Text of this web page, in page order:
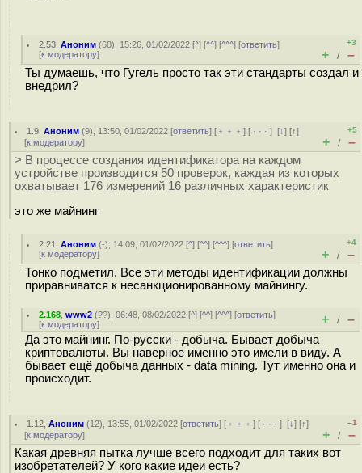
2.53 ,Аноним (68), 15:26, 01/02/2022 [^] [^^] [^^^] [ответить]
[к модератору]
+3
+ / –
Ты думаешь, что Гугель просто так эти стандарты создал и
внедрил?
1.9 ,Аноним (9), 13:50, 01/02/2022 [ответить] [ ﹢﹢﹢] [ · · ·][↓] [↑]
[к модератору]
+5
+ / –
> В процессе создания идентификатора на каждом
устройстве производится 50 проверок, каждая из которых
охватывает 176 измерений 16 различных характеристик
это же майнинг
2.21 ,Аноним (-), 14:09, 01/02/2022 [^] [^^] [^^^] [ответить]
[к модератору]
+4
+ / –
Тонко подметил. Все эти методы идентификации должны
приравниватся к несанкционированному майнингу.
2.168 ,www2 (??), 06:48, 08/02/2022 [^] [^^] [^^^] [ответить]
[к модератору] + / –
Да это майнинг. По-русски - добыча. Бывает добыча
криптовалюты. Вы наверное именно это имели в виду. А
бывает ещё добыча данных - data mining. Тут именно она и
происходит.
1.12 ,Аноним (12), 13:55, 01/02/2022 [ответить] [ ﹢﹢﹢] [ · · ·][↓] [↑]
[к модератору]
–1
+ / –
Какая древняя пытка лучше всего подходит для таких вот
изобретателей? У кого какие идеи есть?